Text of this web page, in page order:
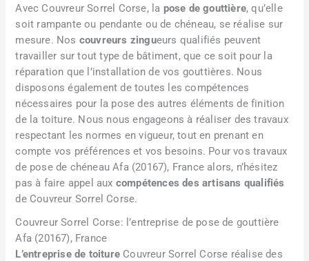
Avec Couvreur Sorrel Corse, la pose de gouttière, qu’elle
soit rampante ou pendante ou de chéneau, se réalise sur
mesure. Nos couvreurs zingueurs qualifiés peuvent
travailler sur tout type de bâtiment, que ce soit pour la
réparation que l’installation de vos gouttières. Nous
disposons également de toutes les compétences
nécessaires pour la pose des autres éléments de finition
de la toiture. Nous nous engageons à réaliser des travaux
respectant les normes en vigueur, tout en prenant en
compte vos préférences et vos besoins. Pour vos travaux
de pose de chéneau Afa (20167), France alors, n’hésitez
pas à faire appel aux compétences des artisans qualifiés
de Couvreur Sorrel Corse.
Couvreur Sorrel Corse: l’entreprise de pose de gouttière
Afa (20167), France
L’entreprise de toiture Couvreur Sorrel Corse réalise des